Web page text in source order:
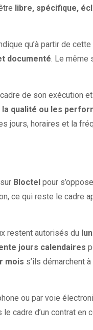
libre, spécifique,
qu’à partir de cette
documenté. Le même
de son exécution et
qualité ou les
jours, horaires et la
Bloctel pour
ce qui reste le cadre
restent autorisés du
jours calendaires
mois s’ils démarchent
ou par voie
cadre d’un contrat en